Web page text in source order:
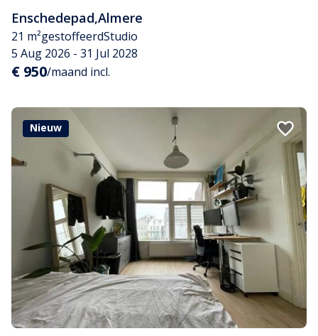
Enschedepad,Almere
21 m²gestoffeerdStudio
5 Aug 2026 - 31 Jul 2028
€ 950/maand incl.
Nieuw